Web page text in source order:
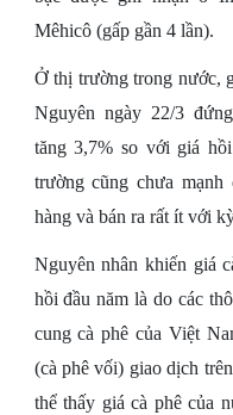
Mêhicô (gấp gần 4 lần).
Ở thị trường trong nước,
Nguyên ngày 22/3
tăng 3,7% so với giá
trường cũng chưa
hàng và bán ra rất ít với
Nguyên nhân khiến giá
hồi đầu năm là do các
cung cà phê của Việt
(cà phê vối) giao dịch
thể thấy giá cà phê của